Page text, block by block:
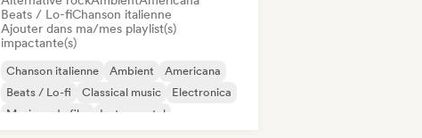
Beats / Lo-fiChanson italienne
Ajouter dans ma/mes playlist(s)
impactante(s)
Chanson italienne Ambient
Americana
Beats / Lo-fi
Classical music
Electronica
Musique de film
Instrumental